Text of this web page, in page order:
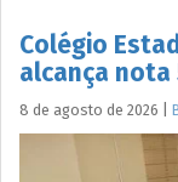
Colégio
alcança nota
8 de agosto de 2026